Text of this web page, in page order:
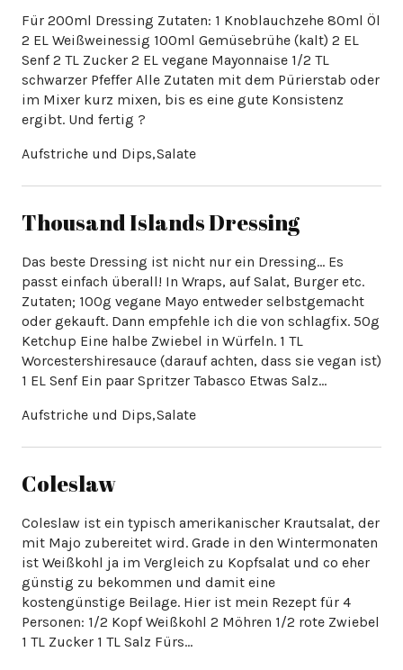
Für 200ml Dressing Zutaten: 1 Knoblauchzehe 80ml Öl
2 EL Weißweinessig 100ml Gemüsebrühe​ (kalt) 2 EL
Senf 2 TL Zucker 2 EL vegane Mayonnaise 1/2 TL
schwarzer Pfeffer Alle Zutaten mit dem Pürierstab oder
im Mixer kurz mixen, bis es eine gute Konsistenz
ergibt. Und fertig ?
Thousand Islands Dressing
Das beste Dressing ist nicht nur ein Dressing… Es
passt einfach überall! In Wraps, auf Salat, Burger etc.
Zutaten; 100g vegane Mayo entweder selbstgemacht
oder gekauft. Dann empfehle ich die von schlagfix. 50g
Ketchup Eine halbe Zwiebel in Würfeln. 1 TL
Worcestershiresauce (darauf achten, dass sie vegan ist)
1 EL Senf Ein paar Spritzer Tabasco Etwas Salz…
Coleslaw
Coleslaw ist ein typisch amerikanischer Krautsalat, der
mit Majo zubereitet wird. Grade in den Wintermonaten
ist Weißkohl ja im Vergleich zu Kopfsalat und co eher
günstig zu bekommen und damit eine
kostengünstige Beilage. Hier ist mein Rezept für 4
Personen: 1/2 Kopf Weißkohl 2 Möhren 1/2 rote Zwiebel
1 TL Zucker 1 TL Salz Fürs…